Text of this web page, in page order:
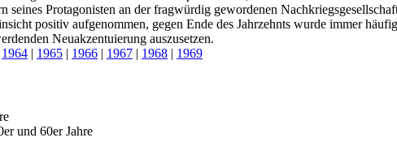
seines Protagonisten an der fragwürdig gewordenen
positiv aufgenommen, gegen Ende des Jahrzehnts wurde immer
Neuakzentuierung auszusetzen.
1964 | 1965 | 1966 | 1967 | 1968 | 1969
und 60er Jahre